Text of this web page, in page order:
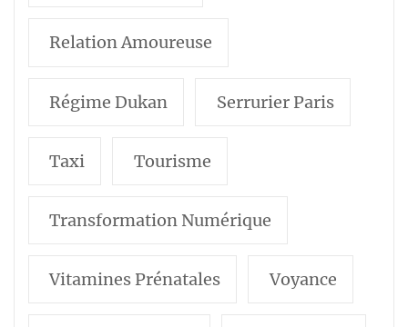
Relation Amoureuse
Régime Dukan Serrurier Paris
Taxi Tourisme
Transformation Numérique
Vitamines Prénatales Voyance